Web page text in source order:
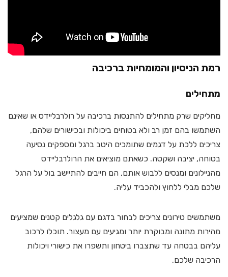
רמת הניסיון והמומחיות ברכיבה
מתחילים
מחליקים שרק מתחילים להתנסות ברכיבה על רולרבליידס או שאינם
השתמשו בהם זמן רב ולא בטוחים ביכולות ובכישורים שלהם,
צריכים ללכת על דגמים שתומכים היטב ברגל ומספקים נסיעה
בטוחה, יציבה ושקטה. כשאתם מוציאים את הרולרבליידס
מהניילונים ומנסים ללבוש אותם, הם חייבים להתיישב בול על הרגל
שלכם מבלי ללחוץ ולהכביד עליה.
משתמשים טירונים צריכים לבחור בדגם עם גלגלים קטנים שמציעים
מהירות מתונה ומבוקרת יותר ומגיעים עם מעצור. תוכלו לרכוב
עליהם בבטחה עד שתצברו ביטחון ותשפרו את כישורי ויכולות
הרכיבה שלכם.